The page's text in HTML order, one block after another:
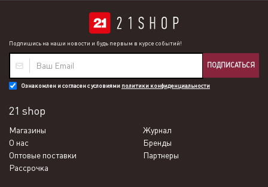
Подпишись на наши новости и будь первым в курсе событий!
ПОДПИСАТЬСЯ
Ознакомлен и согласен с условиями политики конфиденциальности
21 shop
Магазины
Журнал
О нас
Бренды
Оптовые поставки
Партнеры
Рассрочка